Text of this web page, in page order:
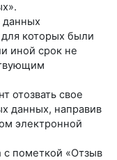
данных
которых были
иной срок не
отозвать свое
данных, направив
электронной
с пометкой «Отзыв